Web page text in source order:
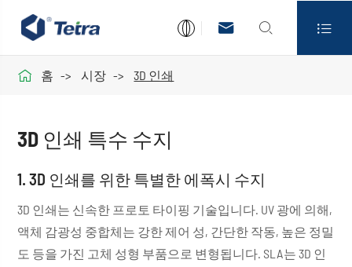
  
 홈 시장 3D 인쇄
3D 인쇄 특수 수지
1. 3D 인쇄를 위한 특별한 에폭시 수지
3D 인쇄는 신속한 프로토 타이핑 기술입니다. UV 광에 의해,
액체 감광성 중합체는 강한 제어 성, 간단한 작동, 높은 정밀
도 등을 가진 고체 성형 부품으로 변형됩니다. SLA는 3D 인